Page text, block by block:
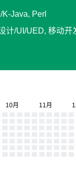
Java, Perl
计/UI/UED, 移动